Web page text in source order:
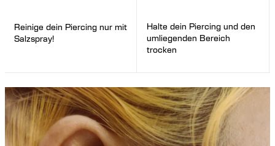
Reinige dein Piercing nur mit
Salzspray!
Halte dein Piercing und den
umliegenden Bereich
trocken